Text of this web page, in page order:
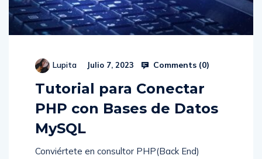
Lupita Julio 7, 2023 Comments (0)
Tutorial para Conectar
PHP con Bases de Datos
MySQL
Conviértete en consultor PHP(Back End)